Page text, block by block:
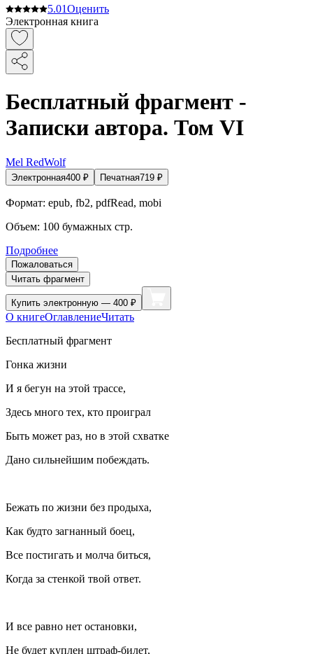
5.01Оценить
Электронная книга
Бесплатный фрагмент -
Записки автора. Том VI
Mel RedWolf
Электронная400 ₽ Печатная719 ₽
Формат: epub, fb2, pdfRead, mobi
Объем: 100 бумажных стр.
Подробнее
Пожаловаться
Читать фрагмент
Купить электронную — 400 ₽
О книгеОглавлениеЧитать
Бесплатный фрагмент
Гонка жизни
И я бегун на этой трассе,
Здесь много тех, кто проиграл
Быть может раз, но в этой схватке
Дано сильнейшим побеждать.
Бежать по жизни без продыха,
Как будто загнанный боец,
Все постигать и молча биться,
Когда за стенкой твой ответ.
И все равно нет остановки,
Не будет куплен штраф-билет,